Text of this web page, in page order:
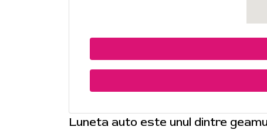
Luneta auto este unul dintre